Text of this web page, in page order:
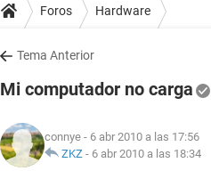
Foros Hardware
Tema Anterior
Mi computador no carga
connye - 6 abr 2010 a las 17:56
ZKZ - 6 abr 2010 a las 18:34